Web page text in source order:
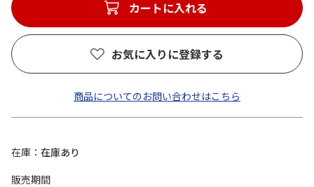
カートに入れる
お気に入りに登録する
商品についてのお問い合わせはこちら
在庫
在庫あり
販売期間